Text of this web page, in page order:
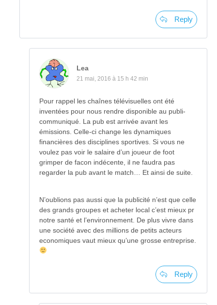
Reply
Lea
21 mai, 2016 à 15 h 42 min
Pour rappel les chaînes télévisuelles ont été
inventées pour nous rendre disponible au publi-
communiqué. La pub est arrivée avant les
émissions. Celle-ci change les dynamiques
financières des disciplines sportives. Si vous ne
voulez pas voir le salaire d’un joueur de foot
grimper de facon indécente, il ne faudra pas
regarder la pub avant le match… Et ainsi de suite.
N’oublions pas aussi que la publicité n’est que celle
des grands groupes et acheter local c’est mieux pr
notre santé et l’environnement. De plus vivre dans
une société avec des millions de petits acteurs
economiques vaut mieux qu’une grosse entreprise.
Reply